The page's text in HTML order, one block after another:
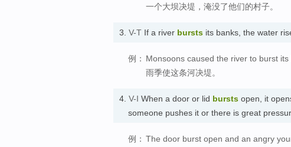
一个大坝决堤，淹没了他们的村子。
3. V-T If a river bursts its banks, the water
例： Monsoons caused the river to burst its
雨季使这条河决堤。
4. V-I When a door or lid bursts open, it
someone pushes it or there is great
例： The door burst open and an angry